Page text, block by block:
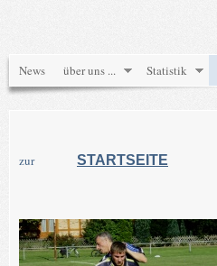
News über uns ... Statistik
zur STARTSEITE